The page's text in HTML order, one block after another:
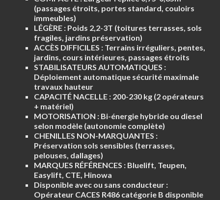
(passages étroits, portes standard, couloirs
immeubles)
LÉGÈRE : Poids 2,2-3T (toitures terrasses, sols
fragiles, jardins préservation)
ACCÈS DIFFICILES : Terrains irréguliers, pentes,
jardins, cours intérieures, passages étroits
STABILISATEURS AUTOMATIQUES :
Déploiement automatique sécurité maximale
travaux hauteur
CAPACITÉ NACELLE : 200-230 kg (2 opérateurs
+ matériel)
MOTORISATION : Bi-énergie hybride ou diesel
selon modèle (autonomie complète)
CHENILLES NON-MARQUANTES :
Préservation sols sensibles (terrasses,
pelouses, dallages)
MARQUES RÉFÉRENCES : Bluelift, Teupen,
Easylift, CTE, Hinowa
Disponible avec ou sans conducteur :
Opérateur CACES R486 catégorie B disponible